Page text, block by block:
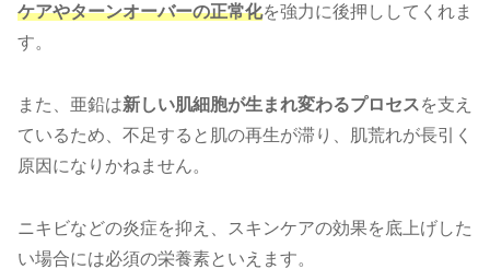
ケアやターンオーバーの正常化を強力に後押ししてくれま
す。
また、亜鉛は新しい肌細胞が生まれ変わるプロセスを支え
ているため、不足すると肌の再生が滞り、肌荒れが長引く
原因になりかねません。
ニキビなどの炎症を抑え、スキンケアの効果を底上げした
い場合には必須の栄養素といえます。